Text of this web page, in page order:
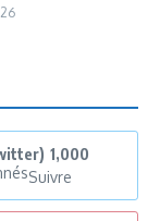
1,000
Suivre